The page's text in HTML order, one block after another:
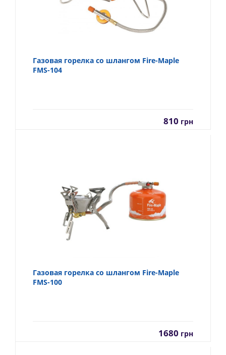
Газовая горелка со шлангом Fire-Maple
FMS-104
810 грн
Газовая горелка со шлангом Fire-Maple
FMS-100
1680 грн